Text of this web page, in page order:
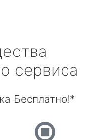
сервиса
Бесплатно!*